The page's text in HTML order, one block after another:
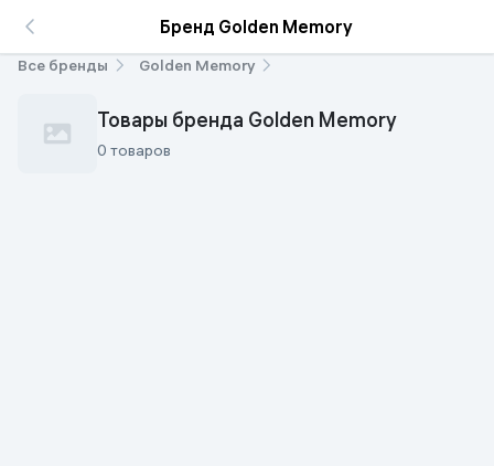
Бренд Golden Memory
Все бренды Golden Memory
Товары бренда Golden Memory
0 товаров